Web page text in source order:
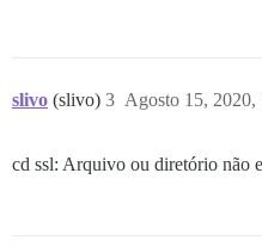
slivo (slivo) Agosto 15, 2020,
3
cd ssl: Arquivo ou diretório não